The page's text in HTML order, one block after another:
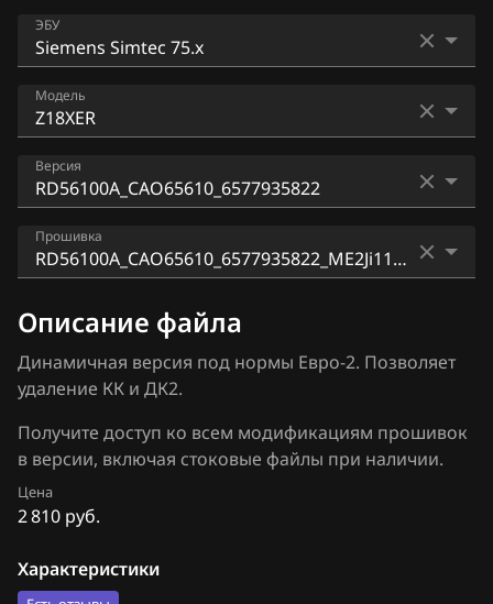
Acura
Alfa Romeo
ATLAS
BAIC
BAW
Bentley
BMW
Brilliance
Cadillac
Changan
Chery
ЭБУ
ACDelco 2 (MULTEC-S)
ACDelco 3 (MT35E)
ACDelco 5 (ACDelco Exx)
Bosch EDC16C36
Bosch EDC17C42
Bosch EDC17C59
Bosch EDC17C84
Bosch M1.5.5
Bosch MD1CS003
Bosch ME(D)9.6.x
Модель
Z16XER
Z18XER
Версия
RD56100A_CAO65610_6577935822
RD56101A_CaO65610_6577935825
RE56100A_CAO67610_6577936311
RE56101A_CaO67610_6577936314
RM54201A_CAO65420_6577935809
RM55100A_CAO65510_6577935810
RM55300A_CAO65530_6577935811
RM56003A_CAO65600_6577935819
Прошивка
Описание файла
Динамичная версия под нормы Евро-2. Позволяет
удаление КК и ДК2.
Получите доступ ко всем модификациям прошивок
в версии, включая стоковые файлы при наличии.
Цена
2 810 руб.
Характеристики